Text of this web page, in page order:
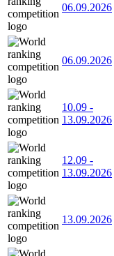
06.09.2026
06.09.2026
10.09 -
13.09.2026
12.09 -
13.09.2026
13.09.2026